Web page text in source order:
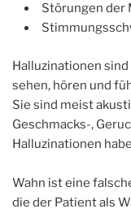
Störungen der
Halluzinationen
sehen, hören und
Sie sind meist
Geschmacks-,
Halluzinationen
Wahn ist eine
die der Patient als